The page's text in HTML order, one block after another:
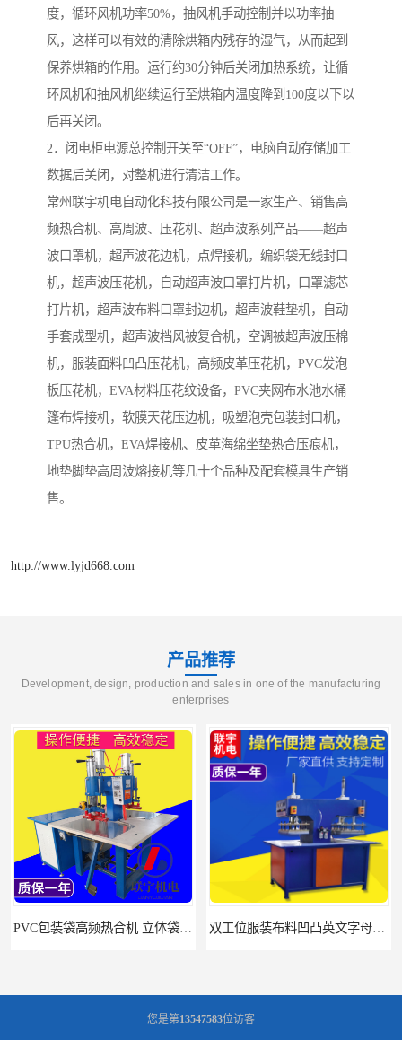
度，循环风机功率50%，抽风机手动控制并以功率抽
风，这样可以有效的清除烘箱内残存的湿气，从而起到
保养烘箱的作用。运行约30分钟后关闭加热系统，让循
环风机和抽风机继续运行至烘箱内温度降到100度以下以
后再关闭。
2．闭电柜电源总控制开关至“OFF”，电脑自动存储加工
数据后关闭，对整机进行清洁工作。
常州联宇机电自动化科技有限公司是一家生产、销售高
频热合机、高周波、压花机、超声波系列产品——超声
波口罩机，超声波花边机，点焊接机，编织袋无线封口
机，超声波压花机，自动超声波口罩打片机，口罩滤芯
打片机，超声波布料口罩封边机，超声波鞋垫机，自动
手套成型机，超声波档风被复合机，空调被超声波压棉
机，服装面料凹凸压花机，高频皮革压花机，PVC发泡
板压花机，EVA材料压花纹设备，PVC夹网布水池水桶
篷布焊接机，软膜天花压边机，吸塑泡壳包装封口机，
TPU热合机，EVA焊接机、皮革海绵坐垫热合压痕机，
地垫脚垫高周波熔接机等几十个品种及配套模具生产销
售。
http://www.lyjd668.com
产品推荐
Development, design, production and sales in one of the manufacturing
enterprises
PVC包装袋高频热合机 立体袋焊接机 找联宇生产厂家 双工位服装布料凹凸英文字母压字机找联宇制造厂
您是第13547583位访客